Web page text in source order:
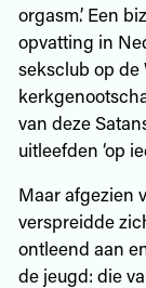
orgasm.’ Een
opvatting in
seksclub op de
van deze
uitleefden ‘op
Maar afgezien
verspreidde
ontleend aan
de jeugd: die